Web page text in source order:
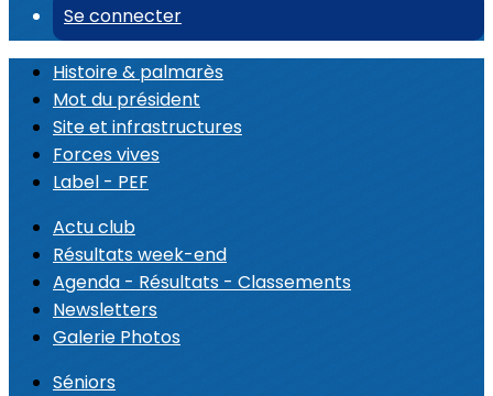
Se connecter
Histoire & palmarès
Mot du président
Site et infrastructures
Forces vives
Label - PEF
Actu club
Résultats week-end
Agenda - Résultats - Classements
Newsletters
Galerie Photos
Séniors